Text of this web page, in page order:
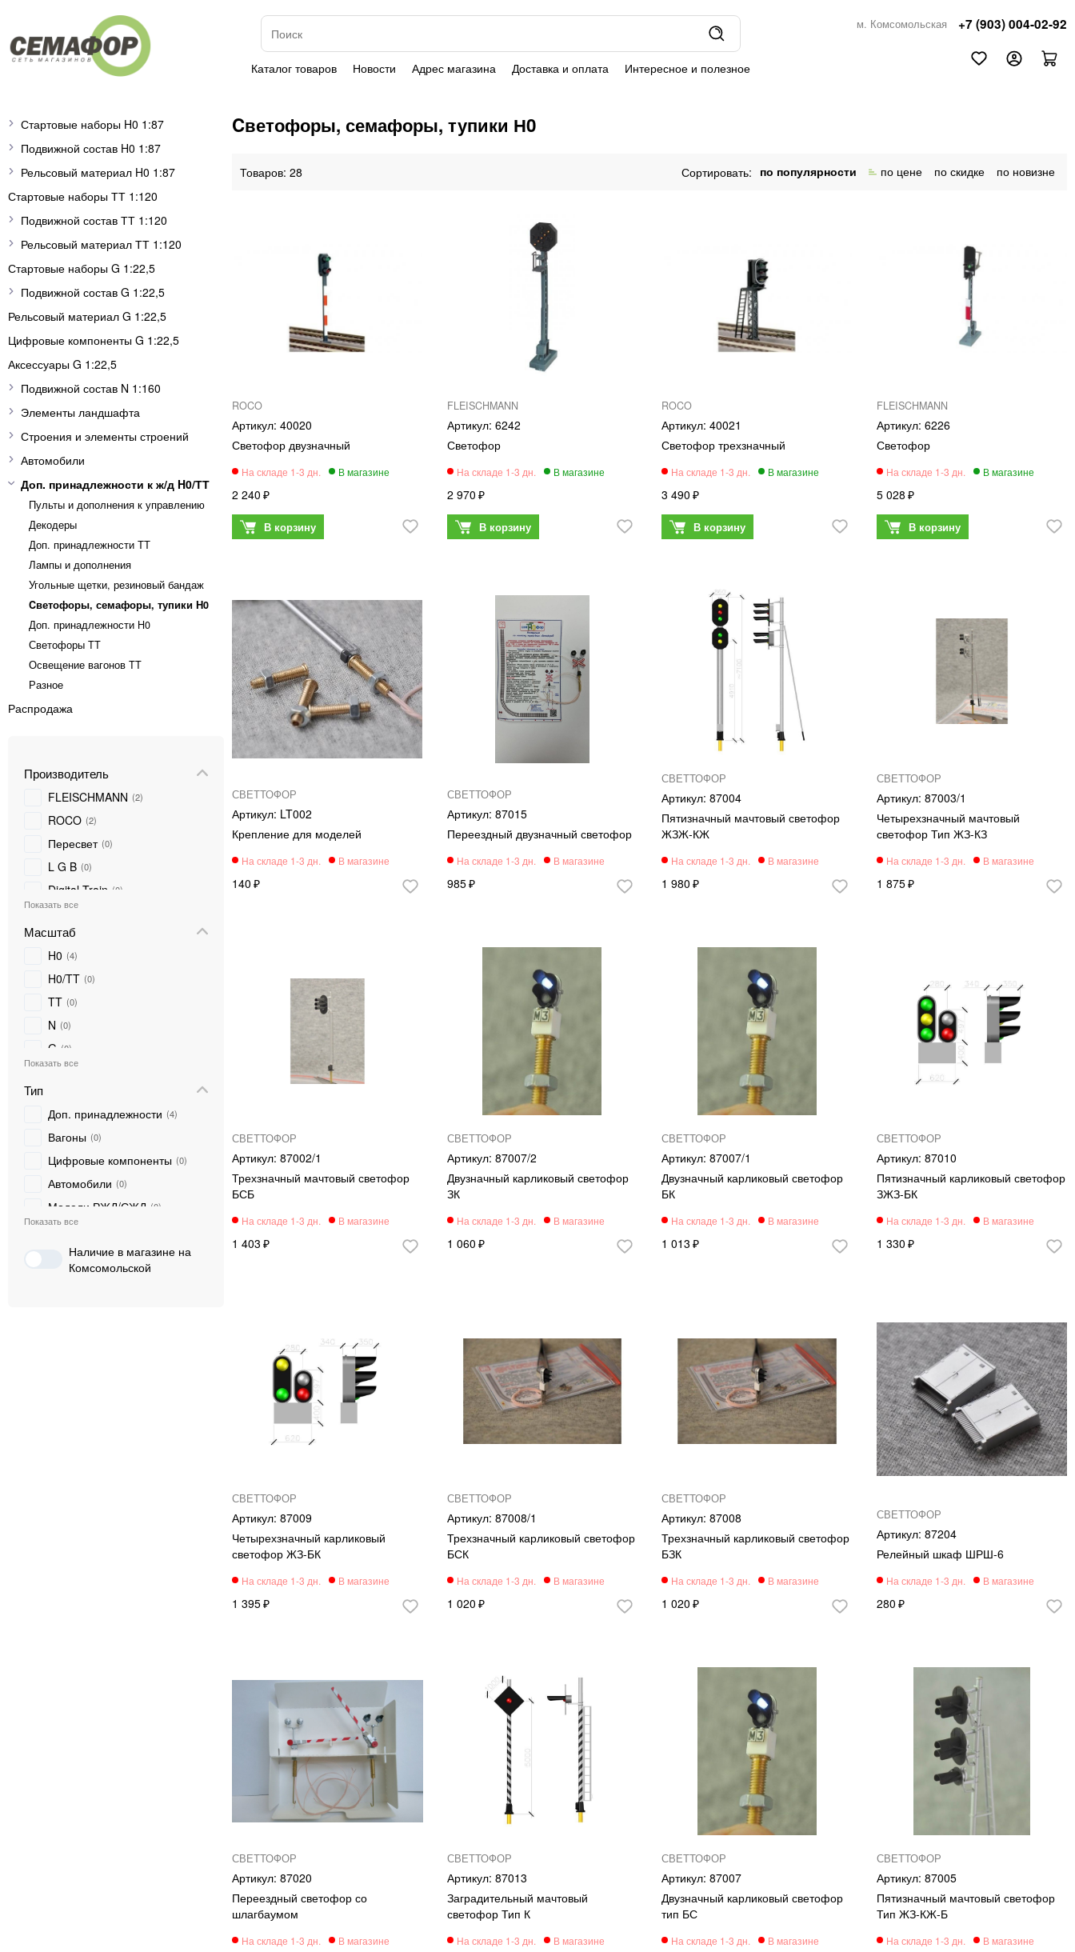
Каталог товаров Новости Адрес магазина Доставка и оплата Интересное и полезное
м. Комсомольская +7 (903) 004-02-92
Стартовые наборы H0 1:87
Подвижной состав H0 1:87
Рельсовый материал H0 1:87
Стартовые наборы ТТ 1:120
Подвижной состав ТТ 1:120
Рельсовый материал ТТ 1:120
Стартовые наборы G 1:22,5
Подвижной состав G 1:22,5
Рельсовый материал G 1:22,5
Цифровые компоненты G 1:22,5
Аксессуары G 1:22,5
Подвижной состав N 1:160
Элементы ландшафта
Строения и элементы строений
Автомобили
Доп. принадлежности к ж/д H0/ТТ
Пульты и дополнения к управлению
Декодеры
Доп. принадлежности ТТ
Лампы и дополнения
Угольные щетки, резиновый бандаж
Cветофоры, семафоры, тупики Н0
Доп. принадлежности H0
Светофоры TT
Освещение вагонов TT
Разное
Распродажа
Производитель
FLEISCHMANN 2
ROCO 2
Пересвет 0
L G B 0
Digital Train 0
PIKO
ТТ-модель
Marklin
Евротрейн
TILLIG
NOCH
DIORAMATECH 3
Масштаб
H0 4
H0/TT 0
TT 0
N 0
G 0
Тип
Доп. принадлежности 4
Вагоны 0
Цифровые компоненты 0
Автомобили 0
Модели РЖД/СЖД 0
Элементы ландшафта
Цистерны и хопперы 0
Строения 0
Наличие в магазине на
Комсомольской
Cветофоры, семафоры, тупики Н0
28 по популярности по цене по скидке по новизне
ROCO
40020
Светофор двузначный
2 240
FLEISCHMANN
6242
Светофор
2 970
ROCO
40021
Светофор трехзначный
3 490
FLEISCHMANN
6226
Светофор
5 028
СВЕТТОФОР
LT002
Крепление для моделей
140
СВЕТТОФОР
87015
Переездный двузначный светофор
985
СВЕТТОФОР
87004
Пятизначный мачтовый светофор
ЖЗЖ-КЖ
1 980
СВЕТТОФОР
87003/1
Четырехзначный мачтовый
светофор Тип ЖЗ-КЗ
1 875
СВЕТТОФОР
87002/1
Трехзначный мачтовый светофор
БСБ
1 403
СВЕТТОФОР
87007/2
Двузначный карликовый светофор
ЗК
1 060
СВЕТТОФОР
87007/1
Двузначный карликовый светофор
БК
1 013
СВЕТТОФОР
87010
Пятизначный карликовый светофор
ЗЖЗ-БК
1 330
СВЕТТОФОР
87009
Четырехзначный карликовый
светофор ЖЗ-БК
1 395
СВЕТТОФОР
87008/1
Трехзначный карликовый светофор
БСК
1 020
СВЕТТОФОР
87008
Трехзначный карликовый светофор
БЗК
1 020
СВЕТТОФОР
87204
Релейный шкаф ШРШ-6
280
СВЕТТОФОР
87020
Переездный светофор со
шлагбаумом
СВЕТТОФОР
87013
Заградительный мачтовый
светофор Тип К
СВЕТТОФОР
87007
Двузначный карликовый светофор
тип БС
СВЕТТОФОР
87005
Пятизначный мачтовый светофор
Тип ЖЗ-КЖ-Б